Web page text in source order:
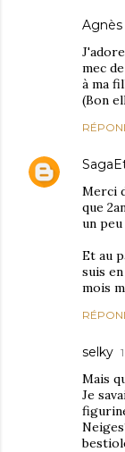
Agnès
mec
à ma
(Bon
Merci
que
un
Et au
suis
mois
selky
Mais
Je